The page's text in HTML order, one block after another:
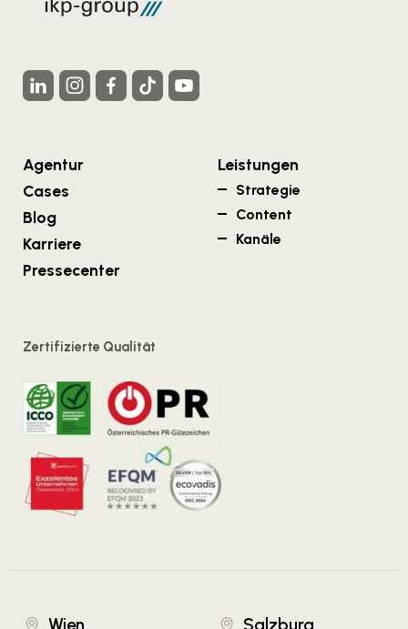
Agentur
Cases
Blog
Karriere
Pressecenter
Leistungen
Strategie
Content
Kanäle
Zertifizierte Qualität
Wien Salzburg